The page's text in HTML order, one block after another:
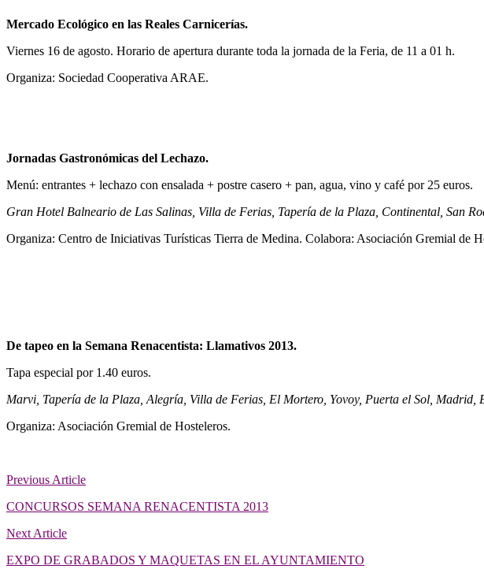
Mercado Ecológico en las Reales Carnicerías.
Viernes 16 de agosto. Horario de apertura durante toda la jornada de la Feria, de 11 a 01 h.
Organiza: Sociedad Cooperativa ARAE.
Jornadas Gastronómicas del Lechazo.
Menú: entrantes + lechazo con ensalada + postre casero + pan, agua, vino y café por 25 euros.
Gran Hotel Balneario de Las Salinas, Villa de Ferias, Tapería de la Plaza, Continental, San
Organiza: Centro de Iniciativas Turísticas Tierra de Medina. Colabora: Asociación Gremial de
De tapeo en la Semana Renacentista: Llamativos 2013.
Tapa especial por 1.40 euros.
Marvi, Tapería de la Plaza, Alegría, Villa de Ferias, El Mortero, Yovoy, Puerta el Sol,
Organiza: Asociación Gremial de Hosteleros.
Previous Article
CONCURSOS SEMANA RENACENTISTA 2013
Next Article
EXPO DE GRABADOS Y MAQUETAS EN EL AYUNTAMIENTO